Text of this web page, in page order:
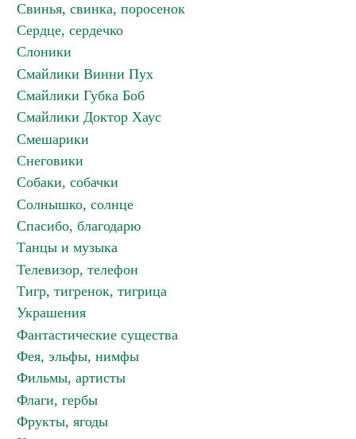
Свинья, свинка, поросенок
Сердце, сердечко
Слоники
Смайлики Винни Пух
Смайлики Губка Боб
Смайлики Доктор Хаус
Смешарики
Снеговики
Собаки, собачки
Солнышко, солнце
Спасибо, благодарю
Танцы и музыка
Телевизор, телефон
Тигр, тигренок, тигрица
Украшения
Фантастические существа
Фея, эльфы, нимфы
Фильмы, артисты
Флаги, гербы
Фрукты, ягоды